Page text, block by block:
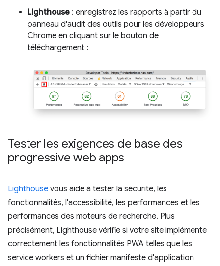
Lighthouse : enregistrez les rapports à partir du
panneau d'audit des outils pour les développeurs
Chrome en cliquant sur le bouton de
téléchargement :
Tester les exigences de base des
progressive web apps
Lighthouse vous aide à tester la sécurité, les
fonctionnalités, l'accessibilité, les performances et les
performances des moteurs de recherche. Plus
précisément, Lighthouse vérifie si votre site implémente
correctement les fonctionnalités PWA telles que les
service workers et un fichier manifeste d'application